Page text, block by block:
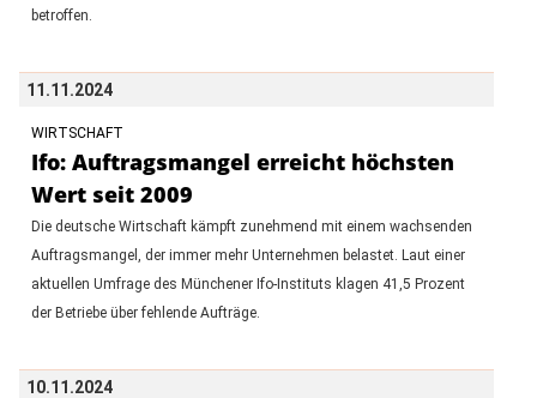
betroffen.
11.11.2024
WIRTSCHAFT
Ifo: Auftragsmangel erreicht höchsten
Wert seit 2009
Die deutsche Wirtschaft kämpft zunehmend mit einem wachsenden
Auftragsmangel, der immer mehr Unternehmen belastet. Laut einer
aktuellen Umfrage des Münchener Ifo-Instituts klagen 41,5 Prozent
der Betriebe über fehlende Aufträge.
10.11.2024